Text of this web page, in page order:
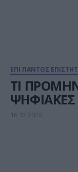
ΕΠΙ ΠΑΝΤΟΣ
ΤΙ
ΨΗΦΙΑΚΕΣ
16.12.2025